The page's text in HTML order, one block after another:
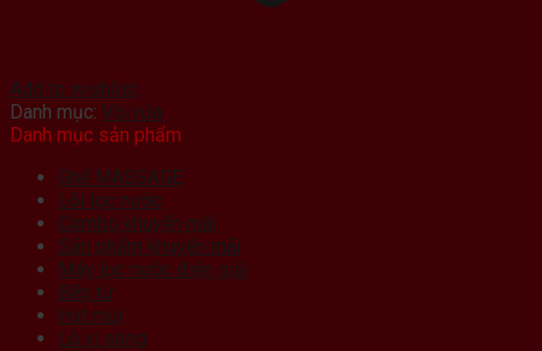
Add to wishlist
Danh mục: Vòi rửa
Danh mục sản phẩm
Ghế MASSAGE
Lõi lọc nước
Combo khuyến mãi
Sản phẩm khuyến mãi
Máy lọc nước điện giải
Bếp từ
Hút mùi
Lò vi sóng